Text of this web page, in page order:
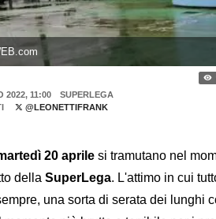
2022, 11:00
SUPERLEGA
@LEONETTIFRANK
20 aprile si tramutano nel
della SuperLega. L'attimo in cui
una sorta di serata dei lunghi